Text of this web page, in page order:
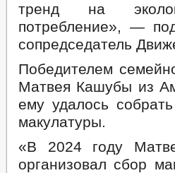
тренд на
потребление», —
сопредседатель
Победителем
Матвея Кашубы из
ему удалось
макулатуры.
«В 2024 году
организовал сбор